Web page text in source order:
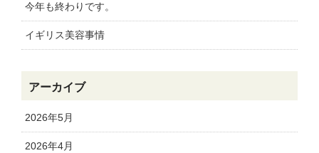
今年も終わりです。
イギリス美容事情
アーカイブ
2026年5月
2026年4月